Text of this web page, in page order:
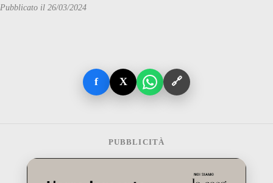
Pubblicato il 26/03/2024
f X 🔗
PUBBLICITÀ